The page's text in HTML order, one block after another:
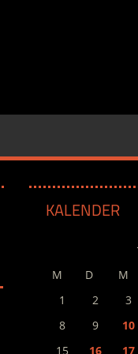
KALENDER
M D M
1
2 3
8
9 10
15
16 17